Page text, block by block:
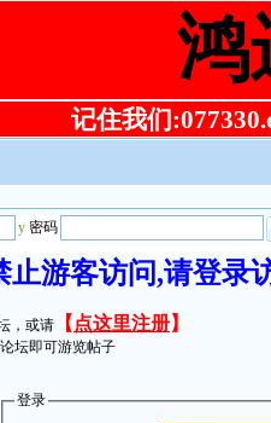
鸿
记住我们
止游客访问,请登
，或请 【 点这里注册】
坛即可游览帖子
登录